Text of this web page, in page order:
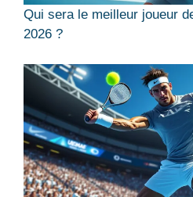
Qui sera le meilleur joueur
2026 ?